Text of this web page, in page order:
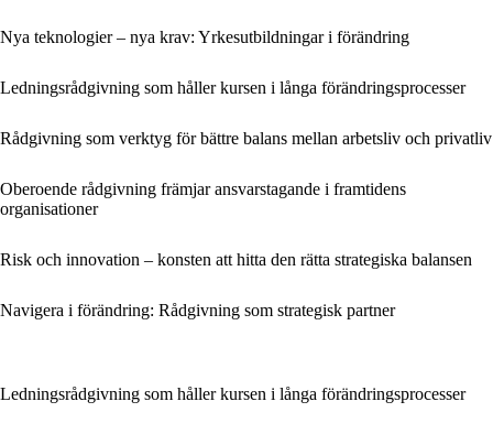
Nya teknologier – nya krav: Yrkesutbildningar i förändring
Ledningsrådgivning som håller kursen i långa förändringsprocesser
Rådgivning som verktyg för bättre balans mellan arbetsliv och privatliv
Oberoende rådgivning främjar ansvarstagande i framtidens
organisationer
Risk och innovation – konsten att hitta den rätta strategiska balansen
Navigera i förändring: Rådgivning som strategisk partner
Ledningsrådgivning som håller kursen i långa förändringsprocesser